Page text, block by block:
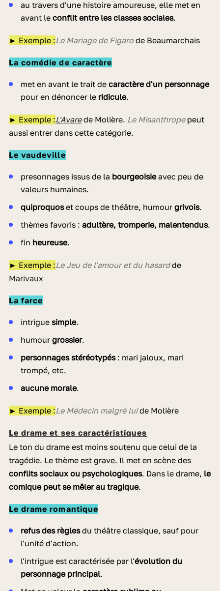
au travers d'une histoire amoureuse, elle met en
avant le conflit entre les classes sociales.
► Exemple :Le Mariage de Figarode Beaumarchais
La comédie de caractère
met en avant le trait de caractère d'un personnage
pour en dénoncer le ridicule.
► Exemple :L'Avarede Molière. Le Misanthropepeut
aussi entrer dans cette catégorie.
Le vaudeville
presonnages issus de la bourgeoisieavec peu de
valeurs humaines.
quiproquoset coups de théâtre, humour grivois.
thèmes favoris : adultère, tromperie, malentendus.
fin heureuse.
► Exemple :Le Jeu de l'amour et du hasardde
Marivaux
La farce
intrigue simple.
humourgrossier.
personnages stéréotypés: mari jaloux, mari
trompé, etc.
aucune morale.
► Exemple :Le Médecin malgré luide Molière
Le drame et ses caractéristiques
Le ton du drame est moins soutenu que celui de la
tragédie. Le thème est grave. Il met en scène des
conflits sociaux ou psychologiques. Dans le drame, le
comique peut se mêler au tragique.
Le drame romantique
refus des règlesdu théâtre classique, sauf pour
l'unité d'action.
l'intrigue est caractérisée par l'évolution du
personnage principal.